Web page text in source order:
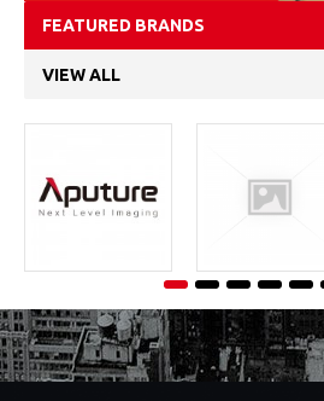
FEATURED BRANDS
VIEW ALL